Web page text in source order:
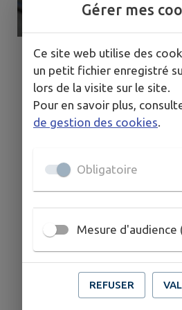
Gérer mes
Ce site web utilise des
un petit fichier enregistré
lors de la visite sur le site.
Pour en savoir plus,
de gestion des cookies
Obligatoire
Mesure
REFUSER